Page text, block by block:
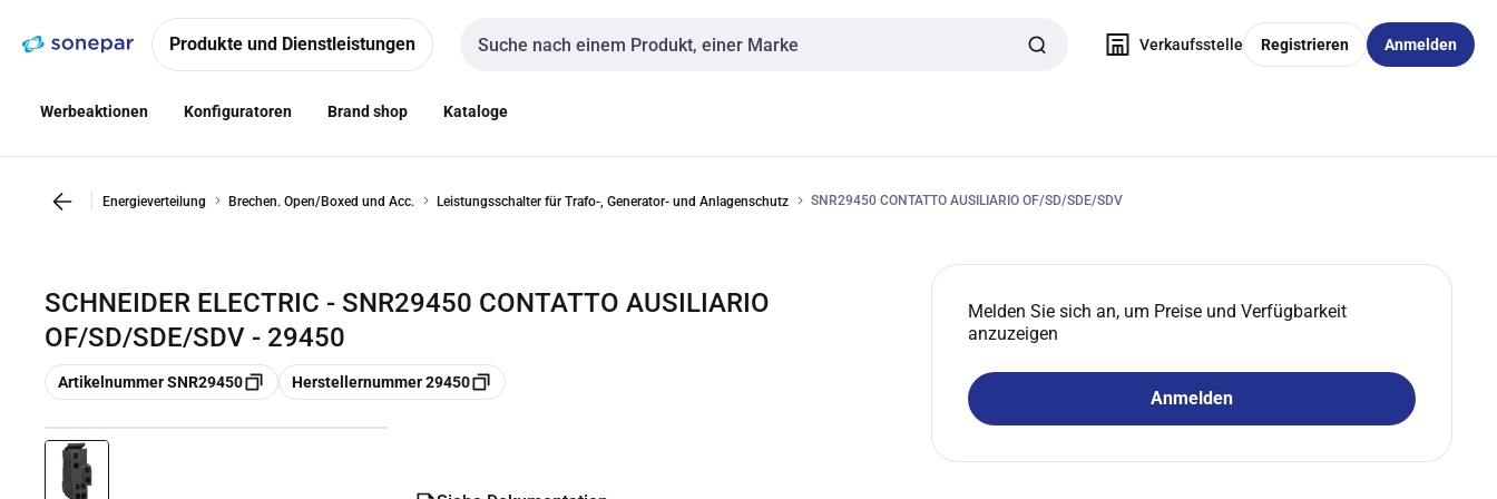
NavigationInhalt
Produkte und Dienstleistungen
Sucheingabe
Verkaufsstelle Registrieren Anmelden
Werbeaktionen Konfiguratoren Brand shop Kataloge
Energieverteilung Brechen. Open/Boxed und Acc. Leistungsschalter für Trafo-, Generator- und Anlagenschutz SNR29450 CONTATTO AUSILIARIO OF/SD/SDE/SDV
SCHNEIDER ELECTRIC - SNR29450 CONTATTO AUSILIARIO
OF/SD/SDE/SDV - 29450
Kopieren
Artikelnummer SNR29450 Kopieren
Herstellernummer 29450
Melden Sie sich an, um Preise und Verfügbarkeit
anzuzeigen
Anmelden